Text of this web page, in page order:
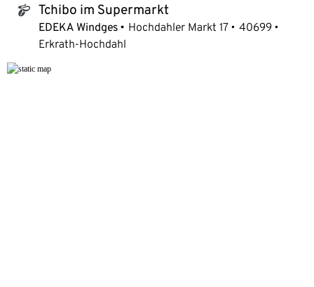
tchibo_logo Tchibo im Supermarkt
EDEKA Windges Hochdahler Markt 17
40699
Erkrath-Hochdahl